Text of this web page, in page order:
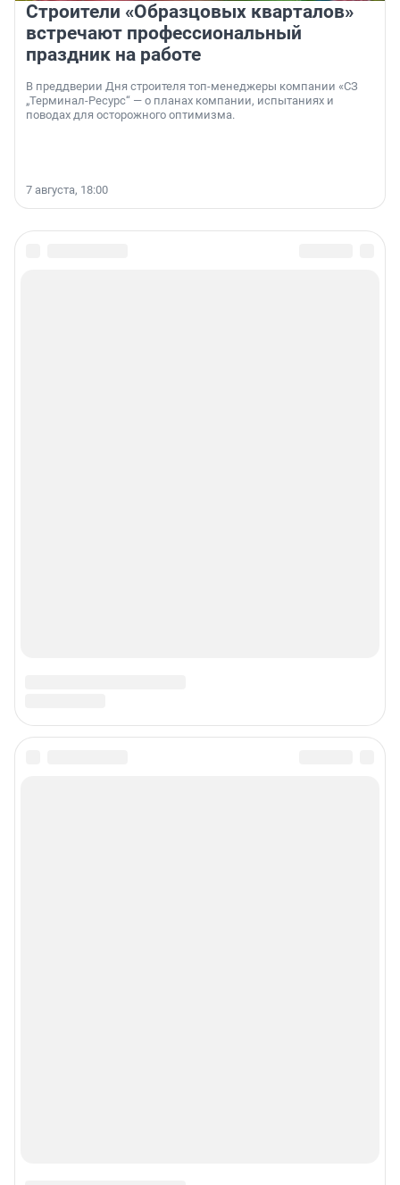
Строители «Образцовых кварталов»
встречают профессиональный
праздник на работе
В преддверии Дня строителя топ-менеджеры компании «СЗ
„Терминал-Ресурс“ — о планах компании, испытаниях и
поводах для осторожного оптимизма.
7 августа, 18:00